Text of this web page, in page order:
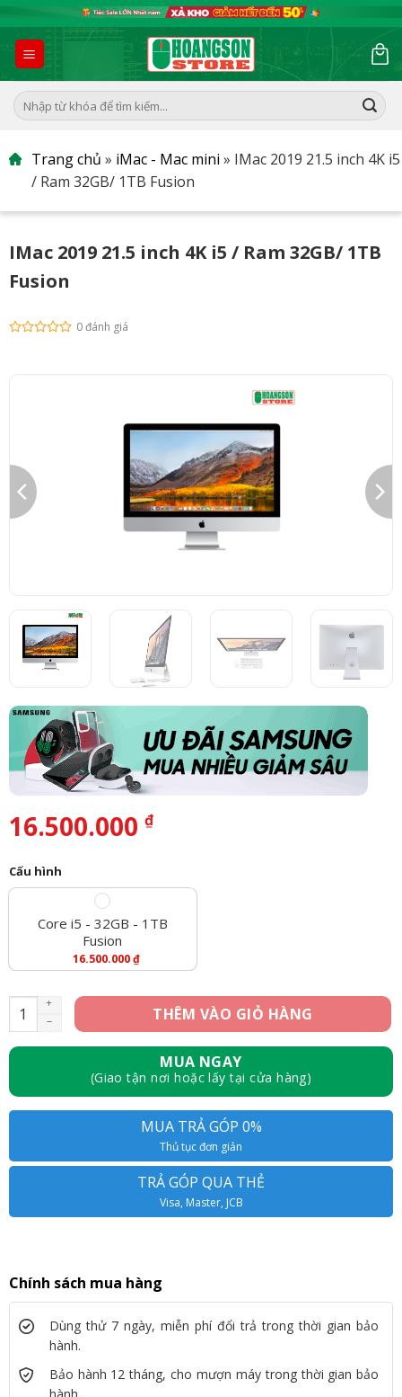
to
content
Tìm
kiếm:
Trang chủ » iMac - Mac mini » IMac 2019 21.5 inch 4K i5
/ Ram 32GB/ 1TB Fusion
IMac 2019 21.5 inch 4K i5 / Ram 32GB/ 1TB
Fusion
0 đánh giá
16.500.000 ₫
Cấu hình
Core i5 - 32GB - 1TB
Fusion
16.500.000₫
IMac 2019 21.5 inch 4K i5 / Ram 32GB/ 1TB Fusion số lượng
THÊM VÀO GIỎ HÀNG
MUA NGAY
(Giao tận nơi hoặc lấy tại cửa hàng)
MUA TRẢ GÓP 0%
Thủ tục đơn giản
TRẢ GÓP QUA THẺ
Visa, Master, JCB
Chính sách mua hàng
Dùng thử 7 ngày, miễn phí đổi trả trong thời gian bảo
hành.
Bảo hành 12 tháng, cho mượn máy trong thời gian bảo
hành.